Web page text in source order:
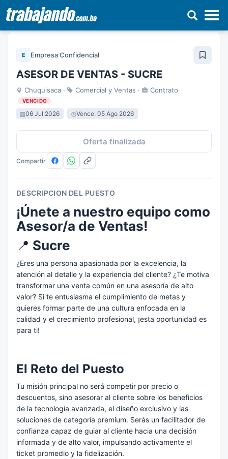
Pasar
contenido
E Empresa Confidencial
ASESOR DE VENTAS - SUCRE
Chuquisaca · Comercial y Ventas · Contrato
VENCIDO
06 Jul 2026 Vence: 05 Ago 2026
Oferta finalizada
Compartir
DESCRIPCION DEL PUESTO
¡Únete a nuestro equipo como
Asesor/a de Ventas!
📍 Sucre
¿Eres una persona apasionada por la excelencia, la
atención al detalle y la experiencia del cliente? ¿Te motiva
transformar una venta común en una asesoría de alto
valor? Si te entusiasma el cumplimiento de metas y
quieres formar parte de una cultura enfocada en la
calidad y el crecimiento profesional, ¡esta oportunidad es
para ti!
El Reto del Puesto
Tu misión principal no será competir por precio o
descuentos, sino asesorar al cliente sobre los beneficios
de la tecnología avanzada, el diseño exclusivo y las
soluciones de categoría premium. Serás un facilitador de
confianza capaz de guiar al cliente hacia una decisión
informada y de alto valor, impulsando activamente el
ticket promedio y la fidelización.